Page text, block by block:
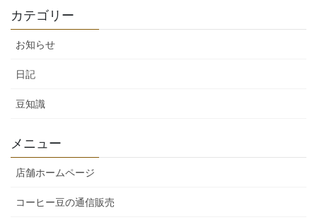
カテゴリー
お知らせ
日記
豆知識
メニュー
店舗ホームページ
コーヒー豆の通信販売